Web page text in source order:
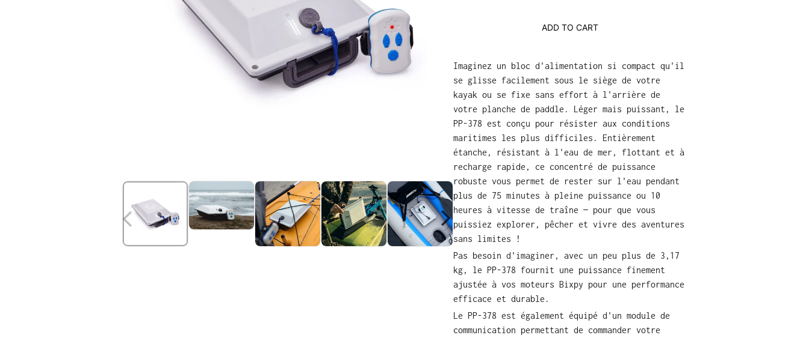
ADD TO CART
Imaginez un bloc d'alimentation si compact qu'il
se glisse facilement sous le siège de votre
kayak ou se fixe sans effort à l'arrière de
votre planche de paddle. Léger mais puissant, le
PP-378 est conçu pour résister aux conditions
maritimes les plus difficiles. Entièrement
étanche, résistant à l'eau de mer, flottant et à
recharge rapide, ce concentré de puissance
robuste vous permet de rester sur l'eau pendant
plus de 75 minutes à pleine puissance ou 10
heures à vitesse de traîne — pour que vous
puissiez explorer, pêcher et vivre des aventures
sans limites !
Pas besoin d'imaginer, avec un peu plus de 3,17
kg, le PP-378 fournit une puissance finement
ajustée à vos moteurs Bixpy pour une performance
efficace et durable.
Le PP-378 est également équipé d'un module de
communication permettant de commander votre